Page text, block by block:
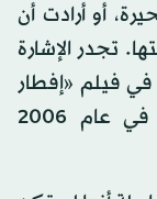
أو أرادت أن
تجدر الإشارة
فيلم «إفطار
في تيفاني» بيع في مزاد كريستيز في عام 2006